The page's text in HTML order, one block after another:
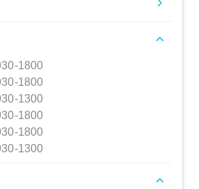
1800
1800
1300
1800
1800
1300